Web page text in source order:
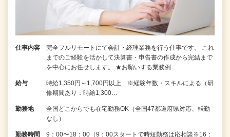
仕事内容
完全フルリモートにて会計・経理業務を行う仕事です。 これ
までのご経験を活かして決算書・申告書の作成から完結まで
を中⼼にお任せします。 ★お願いする業務例 …
給与
時給1,350円～1,700円以上 ※経験年数・スキルによる（研
修期間あり：時給1,300…
勤務地
全国どこからでも在宅勤務OK（全国47都道府県対応、転勤
なし）
勤務時間
9：00〜18：00（9：00スタートで時短勤務は応相談※16：